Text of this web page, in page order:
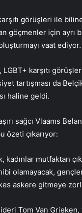
görüşleri ile
göçmenler için ayrı
vaat ediyor.
LGBT+ karşıtı
tartışması da
haline geldi.
sağcı Vlaams
özeti çıkarıyor:
kadınlar mutfaktan
olamayacak,
askere gitmeye
Tom Van